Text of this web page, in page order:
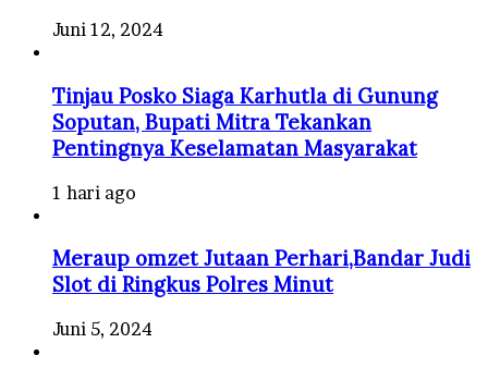
Juni 12, 2024
Tinjau Posko Siaga Karhutla di Gunung
Soputan, Bupati Mitra Tekankan
Pentingnya Keselamatan Masyarakat
1 hari ago
Meraup omzet Jutaan Perhari,Bandar Judi
Slot di Ringkus Polres Minut
Juni 5, 2024